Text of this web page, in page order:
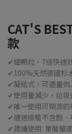
CAT'S
款
✔細顆粒，7倍快速
✔100%天然德國杉
✔凝結式，可適量倒
✔使用量減少，垃圾
✔唯一使用可朔源的
✔通過檢驗不含酚、
✔建議使用: 單層貓